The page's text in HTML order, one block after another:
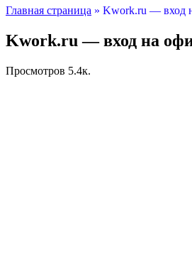
Главная страница » Kwork.ru — вход
Kwork.ru — вход на
Просмотров 5.4к.